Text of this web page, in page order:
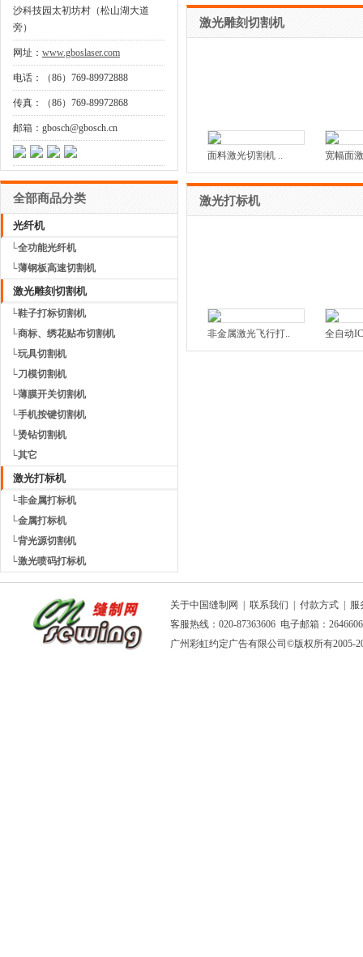
沙科技园太初坊村（松山湖大道
旁）
网址： www.gboslaser.com
电话：（86）769-89972888
传真：（86）769-89972868
邮箱：gbosch@gbosch.cn
全部商品分类
光纤机
└全功能光纤机
└薄钢板高速切割机
激光雕刻切割机
└鞋子打标切割机
└商标、绣花贴布切割机
└玩具切割机
└刀模切割机
└薄膜开关切割机
└手机按键切割机
└烫钻切割机
└其它
激光打标机
└非金属打标机
└金属打标机
└背光源切割机
└激光喷码打标机
激光雕刻切割机
面料激光切割机 .. 宽幅面
激光打标机
非金属激光飞行打.. 全自动
关于中国缝制网 联系我们 付款方式
服
客服热线：020-87363606 电子邮箱：
广州彩虹约定广告有限公司 ©版权所有2005-